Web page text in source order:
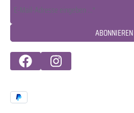
ABONNIEREN